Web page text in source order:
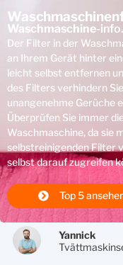
Waschmaschine-
Der Filter in der
an Ihrem Gerät hinter
leicht selbst entfernen
des Filters verhindern
unangenehme Gerüche
Überprüfen Sie immer
Waschmaschine, da sie
selbstreinigenden Filter
selbst darauf zugreifen
Top 5
Yannick